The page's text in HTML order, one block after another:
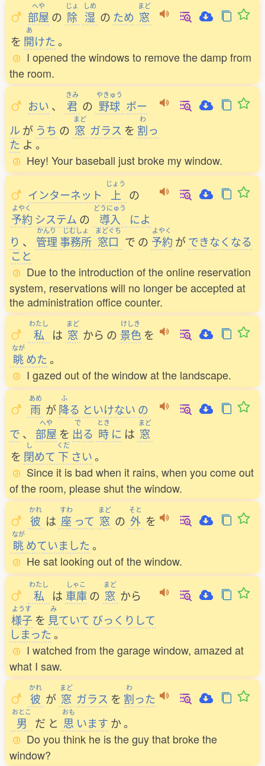
へや
部屋 の
じょ
除
しめ
湿 の ため
まど
窓
を
あ
開けた。
I opened the windows to remove the damp from
the room.
おい 、
きみ
君 の
やきゅう
野球 ボー
ル が うち の
まど
窓 ガラス を
わ
割っ
た よ 。
Hey! Your baseball just broke my window.
インターネット
じょう
上 の
よやく
予約 システム の
どうにゅう
導入
によ
り 、
かんり
管理
じむしょ
事務所
まどぐち
窓口 で の
よやく
予約 ができなくなる
こと
Due to the introduction of the online reservation
system, reservations will no longer be accepted at
the administration office counter.
わたし
私 は
まど
窓 から の
けしき
景色 を
なが
眺めた。
I gazed out of the window at the landscape.
あめ
雨 が
ふ
降る といけない の
で 、
へや
部屋 を
で
出る
とき
時 に は
まど
窓
を
し
閉めて
くだ
下 さい。
Since it is bad when it rains, when you come out
of the room, please shut the window.
かれ
彼 は
すわ
座 って
まど
窓 の
そと
外 を
なが
眺めていました。
He sat looking out of the window.
わたし
私 は
しゃこ
車庫 の
まど
窓 から
ようす
様子 を
み
見ていて びっくりして
しまった。
I watched from the garage window, amazed at
what I saw.
かれ
彼 が
まど
窓 ガラス を
わ
割った
おとこ
男 だ と
おも
思 います か。
Do you think he is the guy that broke the
window?